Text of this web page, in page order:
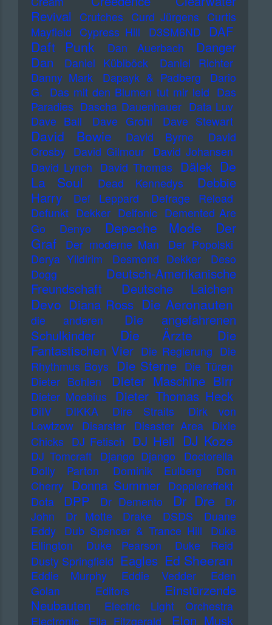
Revival
Crutches Curd Jürgens Curtis
Mayfield Cypress Hill D3SM6ND DAF
Daft Punk Dan Auerbach
Danger
Dan
Daniel Küblböck
Daniel Richter
Danny Mark
Dapayk & Padberg
Dario
G. Das mit den Blumen tut mir leid Das
Paradies Dascha Dauenhauer Data Luv
Dave Ball
Dave Grohl Dave Stewart
David Bowie David Byrne
David
Crosby David Gilmour David Johansen
David Lynch David Thomas Dälek De
La Soul
Dead Kennedys
Debbie
Harry
Def Leppard
Defrage Reload
Defunkt Dekker Delfonic Demented Are
Go
Denyo Depeche Mode
Der
Graf
Der moderne Man
Der Popolski
Derya Yildirim
Desmond Dekker
Deso
Dogg
Deutsch-Amerikanische
Freundschaft
Deutsche Laichen
Devo Diana Ross Die Aeronauten
die anderen
Die angefahrenen
Schulkinder
Die Ärzte
Die
Fantastischen Vier Die Regierung Die
Rhythmus Boys Die Sterne Die Türen
Dieter Bohlen
Dieter Maschine Birr
Dieter Moebius Dieter Thomas Heck
DiIV DIKKA Dire Straits
Dirk von
Lowtzow
Disarstar Disaster Area
Dixie
Chicks DJ Fetisch DJ Hell DJ Koze
DJ Tomcraft Django Django
Doctorella
Dolly Parton
Dominik Eulberg
Don
Cherry Donna Summer Dopplereffekt
Dota
DPP Dr Demento Dr Dre
Dr
John
Dr Motte Drake DSDS
Duane
Eddy
Dub Spencer & Trance Hill
Duke
Ellington
Duke Pearson
Duke Reid
Dusty Springfield Eagles Ed Sheeran
Eddie Murphy Eddie Vedder
Eden
Golan
Editors
Einstürzende
Neubauten
Electric Light Orchestra
Electronic
Ella Fitzgerald Elon Musk